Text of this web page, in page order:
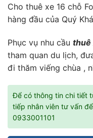
Cho thuê xe 16 chỗ
hàng đầu của Quý
Phục vụ nhu cầu thuê
tham quan du lịch,
đi thăm viếng chùa ,
Để có thông tin chi tiết
tiếp nhân viên tư vấn
0933001101